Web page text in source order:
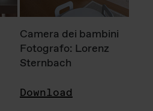
Camera dei bambini
Fotografo: Lorenz
Sternbach
Download